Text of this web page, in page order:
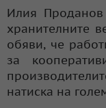
Илия
хранителните
обяви, че
за
натиска на